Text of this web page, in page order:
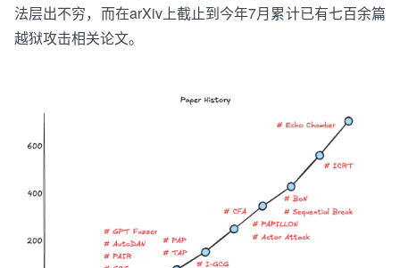
法层出不穷，而在arXiv上截止到今年7月累计已有七百余篇
越狱攻击相关论文。